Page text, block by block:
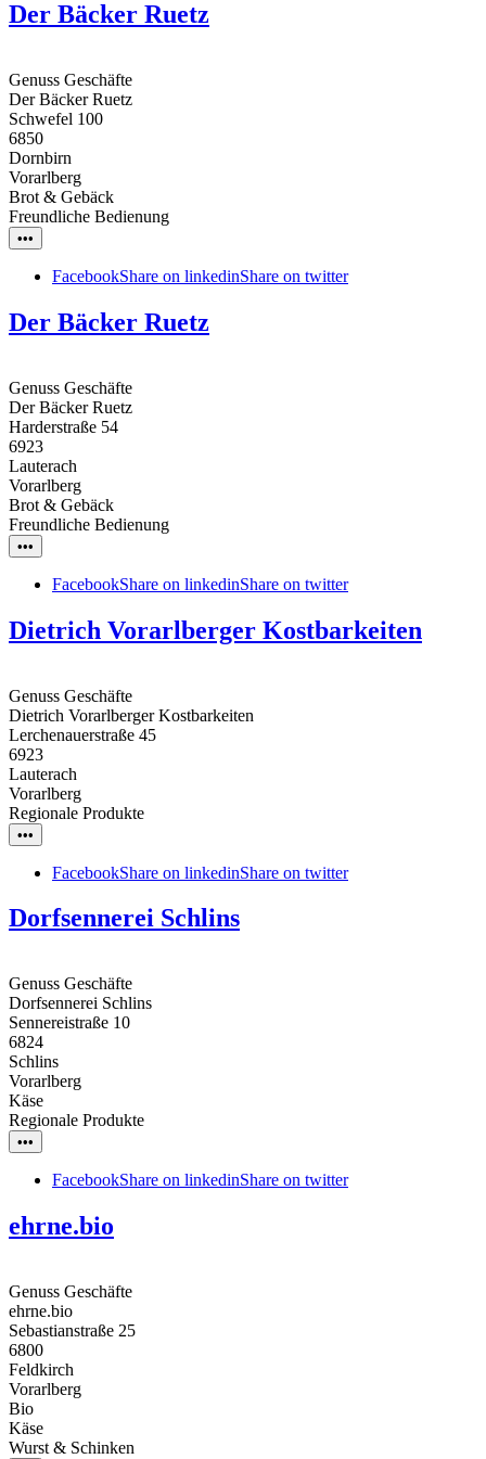
Der Bäcker Ruetz
Genuss Geschäfte
Der Bäcker Ruetz
Schwefel 100
6850
Dornbirn
Vorarlberg
Brot & Gebäck
Freundliche Bedienung
•••
FacebookShare on linkedinShare on twitter
Der Bäcker Ruetz
Genuss Geschäfte
Der Bäcker Ruetz
Harderstraße 54
6923
Lauterach
Vorarlberg
Brot & Gebäck
Freundliche Bedienung
•••
FacebookShare on linkedinShare on twitter
Dietrich Vorarlberger Kostbarkeiten
Genuss Geschäfte
Dietrich Vorarlberger Kostbarkeiten
Lerchenauerstraße 45
6923
Lauterach
Vorarlberg
Regionale Produkte
•••
FacebookShare on linkedinShare on twitter
Dorfsennerei Schlins
Genuss Geschäfte
Dorfsennerei Schlins
Sennereistraße 10
6824
Schlins
Vorarlberg
Käse
Regionale Produkte
•••
FacebookShare on linkedinShare on twitter
ehrne.bio
Genuss Geschäfte
ehrne.bio
Sebastianstraße 25
6800
Feldkirch
Vorarlberg
Bio
Käse
Wurst & Schinken